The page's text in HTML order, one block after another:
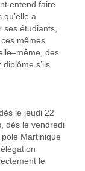
entend faire
a
ses étudiants,
mêmes
des
s’ils
le jeudi 22
dès le vendredi
pôle Martinique
le